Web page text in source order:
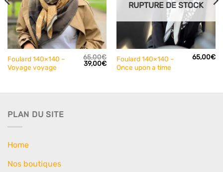
Foulard 140×140 –
Voyage voyage
65,00€
Le
39,00€Le
prix
RUPTURE DE STOCK
Foulard 140×140 –
Once upon a time
65,00€
PLAN DU SITE
Home
Nos boutiques